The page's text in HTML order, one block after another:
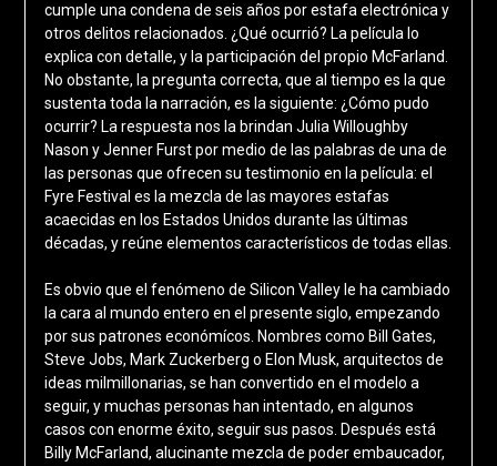
cumple una condena de seis años por estafa electrónica y
otros delitos relacionados. ¿Qué ocurrió? La película lo
explica con detalle, y la participación del propio McFarland.
No obstante, la pregunta correcta, que al tiempo es la que
sustenta toda la narración, es la siguiente: ¿Cómo pudo
ocurrir? La respuesta nos la brindan Julia Willoughby
Nason y Jenner Furst por medio de las palabras de una de
las personas que ofrecen su testimonio en la película: el
Fyre Festival es la mezcla de las mayores estafas
acaecidas en los Estados Unidos durante las últimas
décadas, y reúne elementos característicos de todas ellas.
Es obvio que el fenómeno de Silicon Valley le ha cambiado
la cara al mundo entero en el presente siglo, empezando
por sus patrones económícos. Nombres como Bill Gates,
Steve Jobs, Mark Zuckerberg o Elon Musk, arquitectos de
ideas milmillonarias, se han convertido en el modelo a
seguir, y muchas personas han intentado, en algunos
casos con enorme éxito, seguir sus pasos. Después está
Billy McFarland, alucinante mezcla de poder embaucador,